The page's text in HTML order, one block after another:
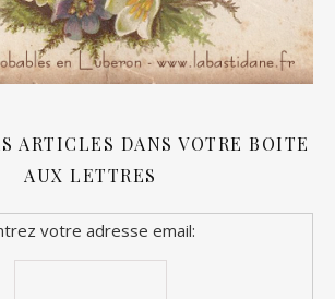
ARTICLES DANS VOTRE BOITE
AUX LETTRES
votre adresse email: